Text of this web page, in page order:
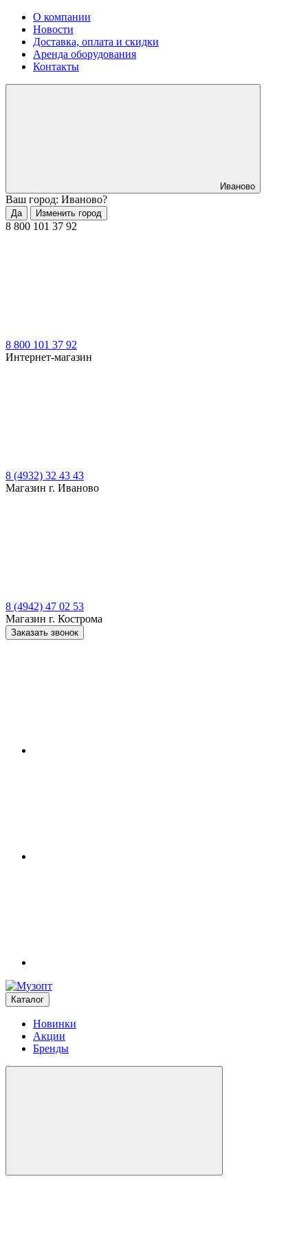
О компании
Новости
Доставка, оплата и скидки
Аренда оборудования
Контакты
Иваново
Ваш город: Иваново?
Да Изменить город
8 800 101 37 92
8 800 101 37 92
Интернет-магазин
8 (4932) 32 43 43
Магазин г. Иваново
8 (4942) 47 02 53
Магазин г. Кострома
Заказать звонок
Каталог
Новинки
Акции
Бренды